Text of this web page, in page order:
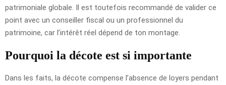
patrimoniale globale. Il est toutefois recommandé de valider ce
point avec un conseiller fiscal ou un professionnel du
patrimoine, car l’intérêt réel dépend de ton montage.
Pourquoi la décote est si importante
Dans les faits, la décote compense l’absence de loyers pendant